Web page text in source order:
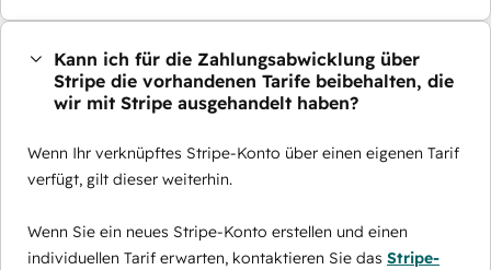
Kann ich für die Zahlungsabwicklung über
Stripe die vorhandenen Tarife beibehalten, die
wir mit Stripe ausgehandelt haben?
Wenn Ihr verknüpftes Stripe-Konto über einen eigenen Tarif
verfügt, gilt dieser weiterhin.
Wenn Sie ein neues Stripe-Konto erstellen und einen
individuellen Tarif erwarten, kontaktieren Sie das Stripe-